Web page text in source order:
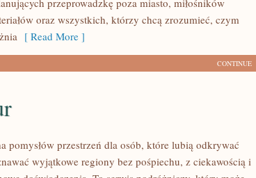
przeprowadzkę poza miasto, miłośników
oraz wszystkich, którzy chcą zrozumieć, czym
[ Read More ]
CONTINUE
pomysłów przestrzeń dla osób, które lubią odkrywać
wyjątkowe regiony bez pośpiechu, z ciekawością i